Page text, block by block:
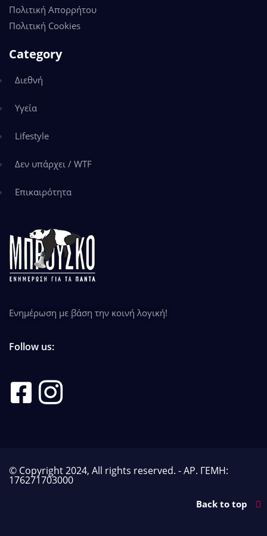
Πολιτική Απορρήτου
Πολιτική Cookies
Category
Διεθνή
Υγεία
Lifestyle
Δεν υπάρχει / WTF
Επικαιρότητα
Ενημέρωση με βάση την κοινή λογική!
Follow us:
© Copyright 2024, All rights reserved. - ΑΡ. ΓΕΜΗ:
176271703000
Back to top